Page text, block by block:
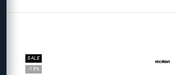
SALE
-15%